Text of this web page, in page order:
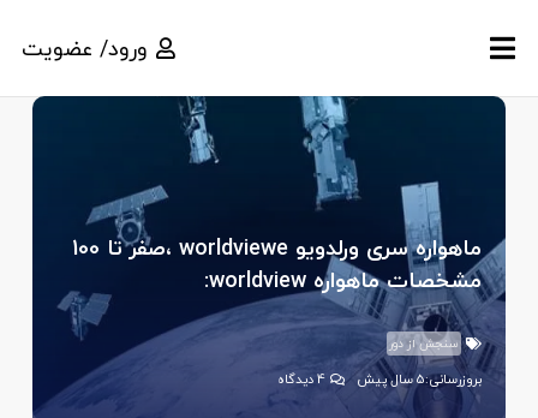
ورود/ عضویت
ماهواره سری ورلدویو worldviewe ،صفر تا 100
مشخصات ماهواره worldview:
سنجش از دور
بروزرسانی:5 سال پیش 4دیدگاه